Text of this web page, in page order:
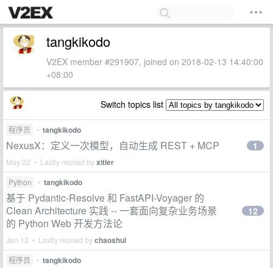
tangkikodo
V2EX member #291907, joined on 2018-02-13 14:40:00
+08:00
Switch topics list
程序员 • tangkikodo
NexusX：定义一次模型，自动生成 REST + MCP
May 22 • Lastly replied byxitler
1
Python • tangkikodo
基于 Pydantic-Resolve 和 FastAPI-Voyager 的
Clean Architecture 实践 -- 一套面向复杂业务场景
的 Python Web 开发方法论
Jan 12 • Lastly replied bychaoshui
12
程序员 • tangkikodo